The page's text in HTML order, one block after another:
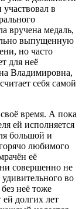
в
вручена медаль,
выпущенную
но часто
для неё
Владимировна,
себя самой
время. А пока
ей исполняется
большой и
любимого
её
совершенно не
во
неё тоже
долгих лет